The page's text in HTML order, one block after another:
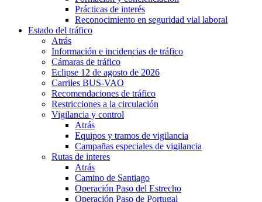
Prácticas de interés
Reconocimiento en seguridad vial laboral
Estado del tráfico
Atrás
Información e incidencias de tráfico
Cámaras de tráfico
Eclipse 12 de agosto de 2026
Carriles BUS-VAO
Recomendaciones de tráfico
Restricciones a la circulación
Vigilancia y control
Atrás
Equipos y tramos de vigilancia
Campañas especiales de vigilancia
Rutas de interes
Atrás
Camino de Santiago
Operación Paso del Estrecho
Operación Paso de Portugal